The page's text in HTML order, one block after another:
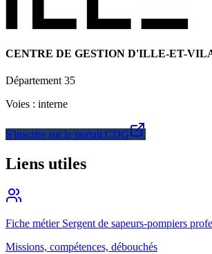
CENTRE DE GESTION D'ILLE-ET-
Département 35
Voies : interne
S'inscrire sur le portail CDG
Liens utiles
Fiche métier Sergent de sapeurs-pompiers
Missions, compétences, débouchés